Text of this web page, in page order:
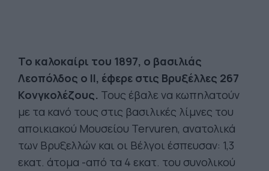
Το καλοκαίρι του 1897, ο βασιλιάς
Λεοπόλδος ο ΙΙ, έφερε στις Βρυξέλλες 267
Κονγκολέζους. Τους έβαλε να κωπηλατούν
με τα κανό τους στις βασιλικές λίμνες του
αποικιακού Μουσείου Tervuren, ανατολικά
των Βρυξελλών και οι Βέλγοι έσπευσαν: 1,3
εκατ. άτομα -από τα 4 εκατ. του συνολικού